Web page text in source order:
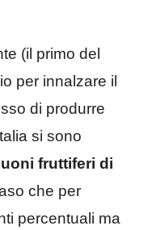
(il primo del
per innalzare il
di produrre
si sono
fruttiferi di
che per
percentuali ma